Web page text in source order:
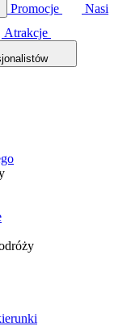
Promocje
Nasi
Atrakcje